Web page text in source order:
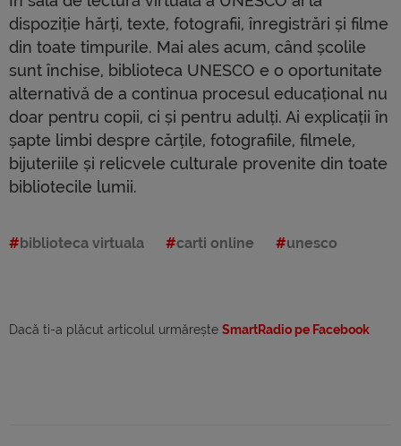
dispoziție hărți, texte, fotografii, înregistrări și filme
din toate timpurile. Mai ales acum, când școlile
sunt închise, biblioteca UNESCO e o oportunitate
alternativă de a continua procesul educațional nu
doar pentru copii, ci și pentru adulți. Ai explicații în
șapte limbi despre cărțile, fotografiile, filmele,
bijuteriile și relicvele culturale provenite din toate
bibliotecile lumii.
biblioteca virtuala carti online unesco
Dacă ti-a plăcut articolul urmărește SmartRadio pe Facebook